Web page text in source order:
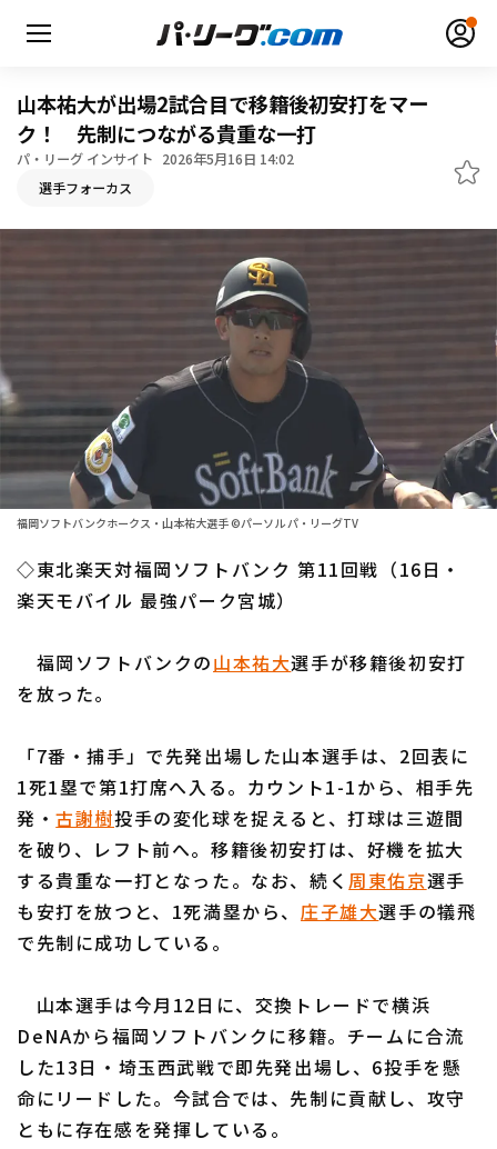
順位表･成績
1軍公式戦
ファーム東地区
ファーム西地区
選手名鑑
選手名鑑トップ
北海道日本ハムファイターズ
東北楽天ゴールデンイーグルス
埼玉西武ライオンズ
オリックス・バファローズ
福岡ソフトバンクホークス
ニュース
設定
利用規約 プライバシーポリシー
山本祐大が出場2試合目で移籍後初安打をマー
ク！ 先制につながる貴重な一打
パ・リーグ インサイト 2026年5月16日 14:02
選手フォーカス
福岡ソフトバンクホークス・山本祐大選手 ©パーソル パ・リーグTV
◇東北楽天対福岡ソフトバンク 第11回戦（16日・
楽天モバイル 最強パーク宮城）
福岡ソフトバンクの山本祐大選手が移籍後初安打
を放った。
「7番・捕手」で先発出場した山本選手は、2回表に
1死1塁で第1打席へ入る。カウント1-1から、相手先
発・古謝樹投手の変化球を捉えると、打球は三遊間
を破り、レフト前へ。移籍後初安打は、好機を拡大
する貴重な一打となった。なお、続く周東佑京選手
も安打を放つと、1死満塁から、庄子雄大選手の犠飛
で先制に成功している。
山本選手は今月12日に、交換トレードで横浜
DeNAから福岡ソフトバンクに移籍。チームに合流
した13日・埼玉西武戦で即先発出場し、6投手を懸
命にリードした。今試合では、先制に貢献し、攻守
ともに存在感を発揮している。